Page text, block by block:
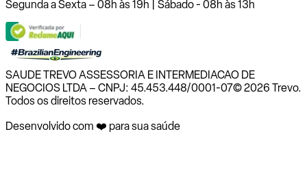
Segunda a Sexta – 08h às 19h | Sábado - 08h às 13h
SAUDE TREVO ASSESSORIA E INTERMEDIACAO DE
NEGOCIOS LTDA – CNPJ: 45.453.448/0001-07© 2026 Trevo.
Todos os direitos reservados.
Desenvolvido com ❤️ para sua saúde